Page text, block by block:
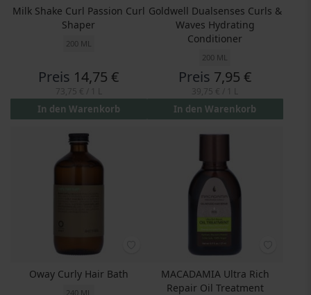
Milk Shake Curl Passion Curl
Shaper
200 ML
Preis 14,75 €
In den Warenkorb
Goldwell Dualsenses Curls &
Waves Hydrating
Conditioner
200 ML
Preis 7,95 €
In den Warenkorb
Oway Curly Hair Bath
MACADAMIA Ultra Rich
Repair Oil Treatment